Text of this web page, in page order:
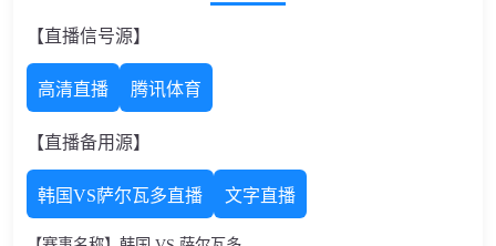
【直播信号源】
高清直播 腾讯体育
【直播备用源】
韩国VS萨尔瓦多直播 文字直播